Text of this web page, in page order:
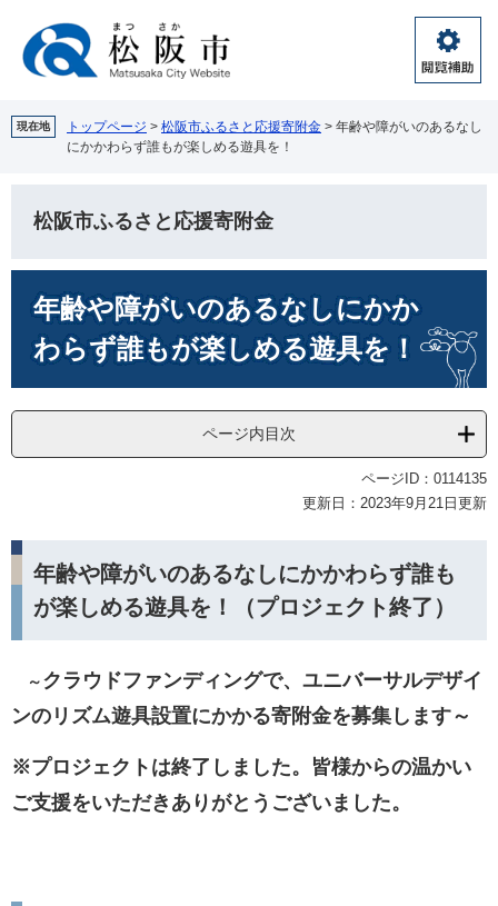
へ
閲
覧
助
現在地 トップページ > 松阪市ふるさと応援寄附金 > 年齢や障がいのあるなし
にかかわらず誰もが楽しめる遊具を！
松阪市ふるさと応援寄附金
年齢や障がいのあるなしにかか
わらず誰もが楽しめる遊具を！
ページ内目次
ページID：0114135
更新日：2023年9月21日更新
年齢や障がいのあるなしにかかわらず誰も
が楽しめる遊具を！（プロジェクト終了）
～クラウドファンディングで、ユニバーサルデザイ
ンのリズム遊具設置にかかる寄附金を募集します～
※プロジェクトは終了しました。皆様からの温かい
ご支援をいただきありがとうございました。